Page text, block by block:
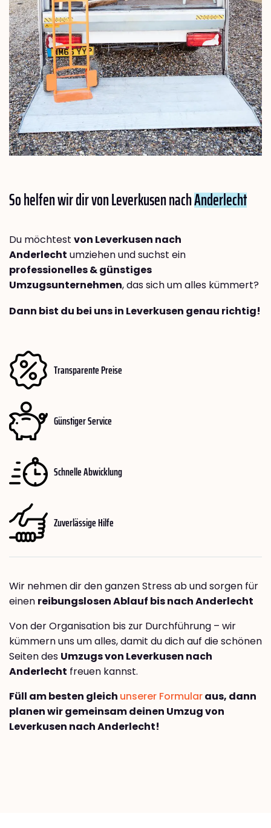
So helfen wir dir von Leverkusen nachAnderlecht
Du möchtest von Leverkusen nach
Anderlecht umziehen und suchst ein
professionelles & günstiges
Umzugsunternehmen, das sich um alles kümmert?
Dann bist du bei uns in Leverkusen genau richtig!
Transparente Preise
Günstiger Service
Schnelle Abwicklung
Zuverlässige Hilfe
Wir nehmen dir den ganzen Stress ab und sorgen für
einen reibungslosen Ablauf bis nach Anderlecht
Von der Organisation bis zur Durchführung – wir
kümmern uns um alles, damit du dich auf die schönen
Seiten des Umzugs von Leverkusen nach
Anderlecht freuen kannst.
Füll am besten gleich unserer Formularaus, dann
planen wir gemeinsam deinen Umzug von
Leverkusen nach Anderlecht!